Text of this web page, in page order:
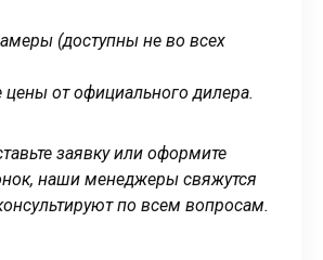
(доступны не во всех
от официального дилера.
заявку или оформите
наши менеджеры свяжутся
по всем вопросам.